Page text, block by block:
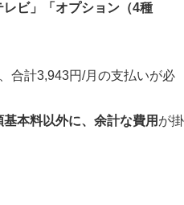
レビ」「オプション（4種
合計3,943円/月の支払いが必
本料以外に、余計な費用 が掛